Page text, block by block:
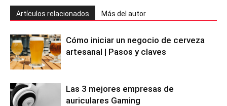
Artículos relacionados Más del autor
Cómo iniciar un negocio de cerveza
artesanal | Pasos y claves
Las 3 mejores empresas de
auriculares Gaming